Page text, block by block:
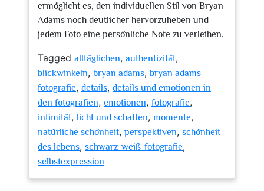
ermöglicht es, den individuellen Stil von Bryan
Adams noch deutlicher hervorzuheben und
jedem Foto eine persönliche Note zu verleihen.
Tagged alltäglichen, authentizität,
blickwinkeln,bryan adams,bryan adams
fotografie, details, details und emotionen in
den fotografien, emotionen, fotografie,
intimität,licht und schatten, momente,
natürliche schönheit, perspektiven, schönheit
des lebens, schwarz-weiß-fotografie,
selbstexpression